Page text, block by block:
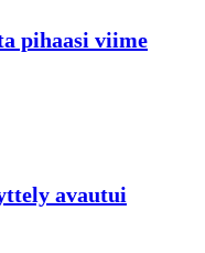
pihaasi viime
avautui